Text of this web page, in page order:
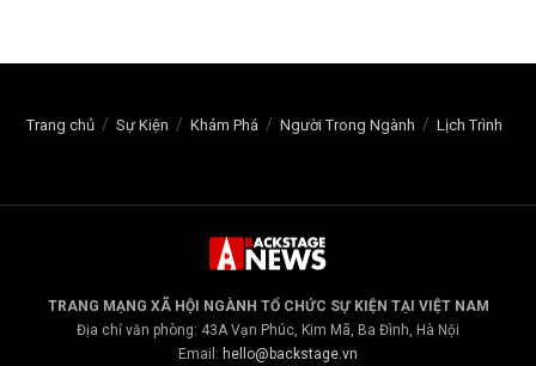
Trang chủ Sự Kiện Khám Phá Người Trong Ngành Lịch Trình
TRANG MẠNG XÃ HỘI NGÀNH TỔ CHỨC SỰ KIỆN TẠI VIỆT NAM
Địa chỉ văn phòng: 43A Vạn Phúc, Kim Mã, Ba Đình, Hà Nội
Email: hello@backstage.vn